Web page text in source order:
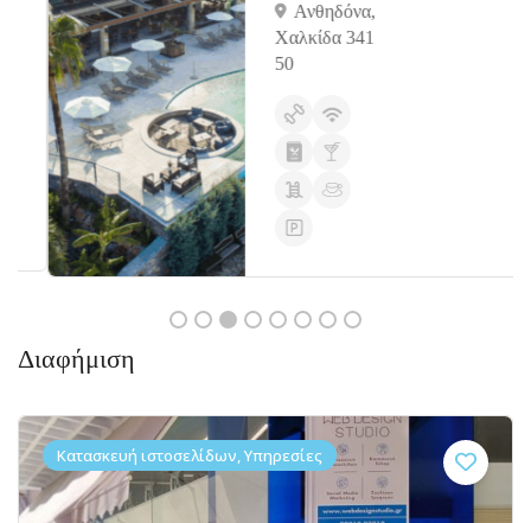
Ανθηδόνα,
Χαλκίδα 341
Διαφήμιση
Κατασκευή ιστοσελίδων, Υπηρεσίες